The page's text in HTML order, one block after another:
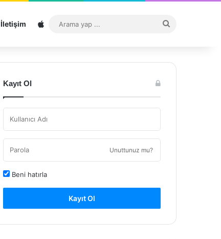
İletişim Sitemap
...
Kayıt Ol
Unuttunuz mu?
Beni hatırla
Kayıt Ol